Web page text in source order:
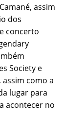
assim
dos
concerto
Society e
como a
lugar para
acontecer no